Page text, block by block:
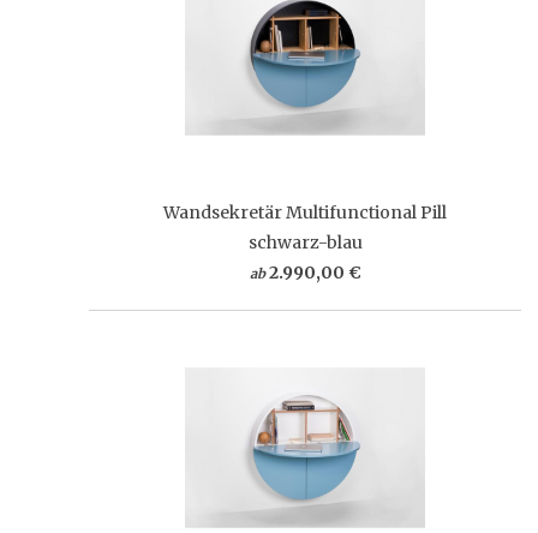
Wandsekretär Multifunctional Pill
schwarz-blau
ab 2.990,00 €